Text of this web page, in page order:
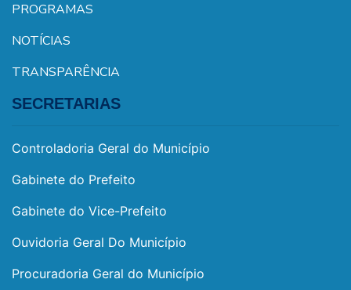
PROGRAMAS
NOTÍCIAS
TRANSPARÊNCIA
SECRETARIAS
Controladoria Geral do Município
Gabinete do Prefeito
Gabinete do Vice-Prefeito
Ouvidoria Geral Do Município
Procuradoria Geral do Município